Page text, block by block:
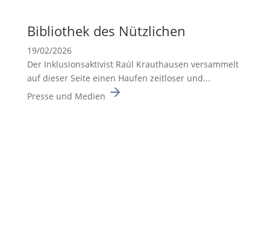
Biblio­thek des Nützli­chen
19/02/2026
Der Inklusionsaktivist Raúl Krauthausen versammelt
auf dieser Seite einen Haufen zeitloser und...
Presse und Medien